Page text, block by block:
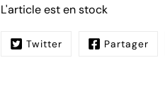
L'article est en stock
Twitter Partager